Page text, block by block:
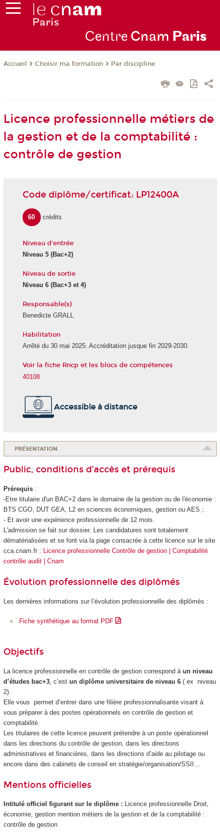
Centre Cnam Paris
Accueil Choisir ma formation Par discipline
Licence professionnelle métiers de
la gestion et de la comptabilité :
contrôle de gestion
Code diplôme/certificat: LP12400A
60 crédits
Niveau d'entrée
Niveau 5(Bac+2)
Niveau de sortie
Niveau 6(Bac+3 et 4)
Responsable(s)
Benedicte GRALL
Habilitation
Arrêté du 30 mai 2025. Accréditation jusque fin 2029-2030.
Voir la fiche Rncp et les blocs de compétences
40108
Accessible à distance
PRÉSENTATION
Public, conditions d’accès et prérequis
Prérequis:
-Etre titulaire d'un BAC+2 dans le domaine de la gestion ou de l'économie :
BTS CGO, DUT GEA, L2 en sciences économiques, gestion ou AES ;
- Et avoir une expérience professionnelle de 12 mois.
L'admission se fait sur dossier. Les candidatures sont totalement
dématérialisées et se font via la page consacrée à cette licence sur le site
cca.cnam.fr :
Licence professionnelle Contrôle de gestion | Comptabilité
contrôle audit | Cnam
Évolution professionnelle des diplômés
Les dernières informations sur l’évolution professionnelle des diplômés :
Fiche synthétique au format PDF
Objectifs
La licence professionnelle en contrôle de gestion correspond à un niveau
d’études bac+3, c’est un diplôme universitaire de niveau 6( ex niveau
2).
Elle vous permet d’entrer dans une filière professionnalisante visant à
vous préparer à des postes opérationnels en contrôle de gestion et
comptabilité.
Les titulaires de cette licence peuvent prétendre à un poste opérationnel
dans les directions du contrôle de gestion, dans les directions
administratives et financières, dans les directions d’aide au pilotage ou
encore dans des cabinets de conseil en stratégie/organisation/SSII...
Mentions officielles
Intitulé officiel figurant sur le diplôme : Licence professionnelle Droit,
économie, gestion mention métiers de la gestion et de la comptabilité :
contrôle de gestion